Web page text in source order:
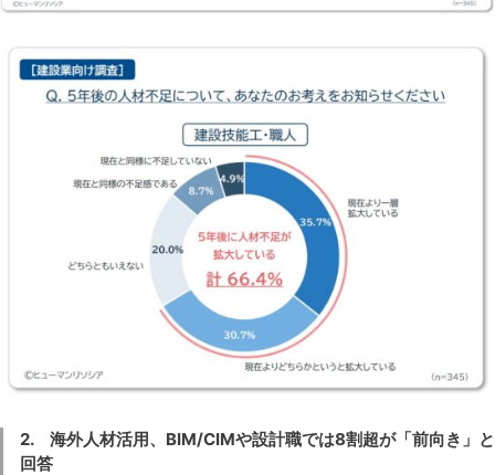
2. 海外人材活用、BIM/CIMや設計職では8割超が「前向き」と
回答